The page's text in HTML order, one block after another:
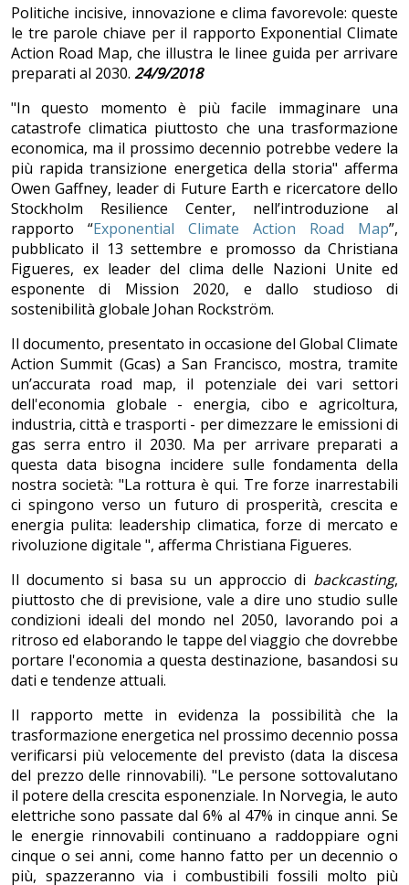
Politiche incisive, innovazione e clima favorevole: queste
le tre parole chiave per il rapporto Exponential Climate
Action Road Map, che illustra le linee guida per arrivare
preparati al 2030. 24/9/2018
"In questo momento è più facile immaginare una
catastrofe climatica piuttosto che una trasformazione
economica, ma il prossimo decennio potrebbe vedere la
più rapida transizione energetica della storia" afferma
Owen Gaffney, leader di Future Earth e ricercatore dello
Stockholm Resilience Center, nell’introduzione al
rapporto “Exponential Climate Action Road Map”,
pubblicato il 13 settembre e promosso da Christiana
Figueres, ex leader del clima delle Nazioni Unite ed
esponente di Mission 2020, e dallo studioso di
sostenibilità globale Johan Rockström.
Il documento, presentato in occasione del Global Climate
Action Summit (Gcas) a San Francisco, mostra, tramite
un’accurata road map, il potenziale dei vari settori
dell'economia globale - energia, cibo e agricoltura,
industria, città e trasporti - per dimezzare le emissioni di
gas serra entro il 2030. Ma per arrivare preparati a
questa data bisogna incidere sulle fondamenta della
nostra società: "La rottura è qui. Tre forze inarrestabili
ci spingono verso un futuro di prosperità, crescita e
energia pulita: leadership climatica, forze di mercato e
rivoluzione digitale ", afferma Christiana Figueres.
Il documento si basa su un approccio di backcasting,
piuttosto che di previsione, vale a dire uno studio sulle
condizioni ideali del mondo nel 2050, lavorando poi a
ritroso ed elaborando le tappe del viaggio che dovrebbe
portare l'economia a questa destinazione, basandosi su
dati e tendenze attuali.
Il rapporto mette in evidenza la possibilità che la
trasformazione energetica nel prossimo decennio possa
verificarsi più velocemente del previsto (data la discesa
del prezzo delle rinnovabili). "Le persone sottovalutano
il potere della crescita esponenziale. In Norvegia, le auto
elettriche sono passate dal 6% al 47% in cinque anni. Se
le energie rinnovabili continuano a raddoppiare ogni
cinque o sei anni, come hanno fatto per un decennio o
più, spazzeranno via i combustibili fossili molto più